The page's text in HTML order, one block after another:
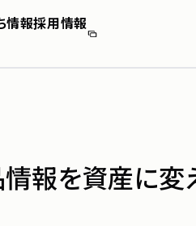
情報採用情報
シャノンとは
報を資産に変